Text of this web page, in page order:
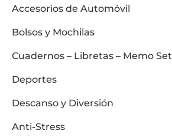
Accesorios de Automóvil
Bolsos y Mochilas
Cuadernos – Libretas – Memo Set
Deportes
Descanso y Diversión
Anti-Stress